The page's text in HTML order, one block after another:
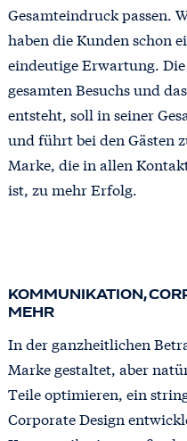
Gesamteindruck passen.
haben die Kunden schon
eindeutige Erwartung.
gesamten Besuchs und
entsteht, soll in seiner
und führt bei den Gästen
Marke, die in allen
ist, zu mehr Erfolg.
KOMMUNIKATION,
MEHR
In der ganzheitlichen
Marke gestaltet, aber
Teile optimieren, ein
Corporate Design